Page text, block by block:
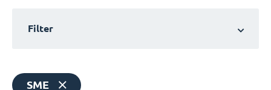
Filter
SME